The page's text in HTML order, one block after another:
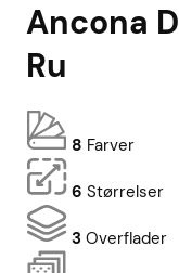
Ancona
Ru
8 Farver
6 Størrelser
3 Overflader